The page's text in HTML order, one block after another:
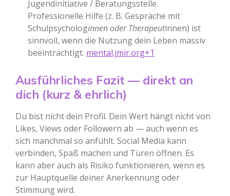
Jugendinitiative / Beratungsstelle.
Professionelle Hilfe (z. B. Gespräche mit
Schulpsychologinnen oder Therapeutinnen) ist
sinnvoll, wenn die Nutzung dein Leben massiv
beeinträchtigt. mental.jmir.org+1
Ausführliches Fazit — direkt an
dich (kurz & ehrlich)
Du bist nicht dein Profil. Dein Wert hängt nicht von
Likes, Views oder Followern ab — auch wenn es
sich manchmal so anfühlt. Social Media kann
verbinden, Spaß machen und Türen öffnen. Es
kann aber auch als Risiko funktionieren, wenn es
zur Hauptquelle deiner Anerkennung oder
Stimmung wird.